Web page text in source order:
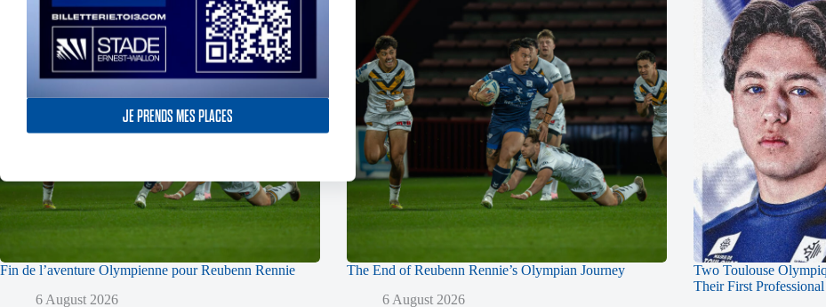
JE PRENDS MES PLACES
Fin de l’aventure Olympienne pour Reubenn Rennie
6 August 2026
The End of Reubenn Rennie’s Olympian Journey
6 August 2026
Two Toulouse
Their First